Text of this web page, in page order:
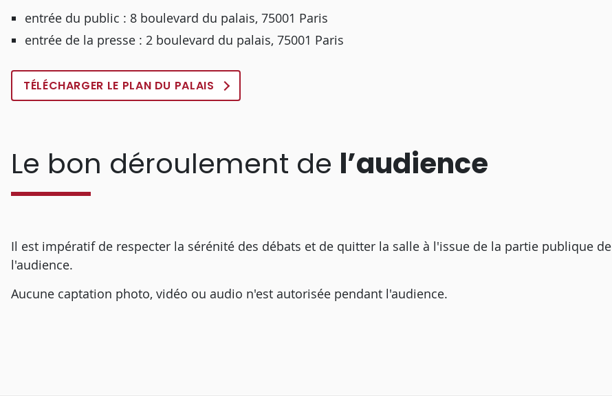
entrée du public : 8 boulevard du palais, 75001 Paris
entrée de la presse : 2 boulevard du palais, 75001 Paris
TÉLÉCHARGER LE PLAN DU PALAIS
Le bon déroulement de l’audience
Il est impératif de respecter la sérénité des débats et de quitter la salle à l'issue de la partie publique de
l'audience.
Aucune captation photo, vidéo ou audio n'est autorisée pendant l'audience.